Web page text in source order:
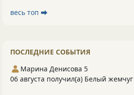
весь топ ⮕
ПОСЛЕДНИЕ СОБЫТИЯ
Марина Денисова 5
06 августа получил(а) Белый жемчуг